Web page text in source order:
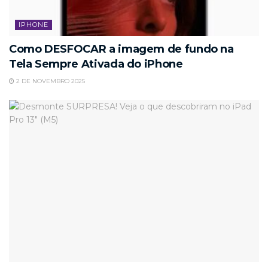
IPHONE
Como DESFOCAR a imagem de fundo na
Tela Sempre Ativada do iPhone
2 DE NOVEMBRO 2025